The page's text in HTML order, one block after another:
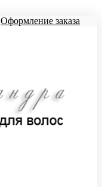
Оформление заказа